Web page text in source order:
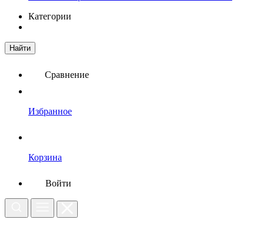
Категории
Найти
Сравнение
Избранное
Корзина
Войти